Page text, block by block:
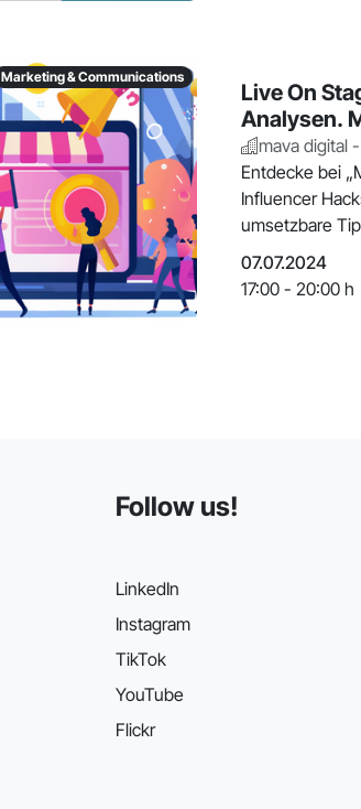
Marketing & Communications
Live On
Analysen.
mava digital
Entdecke bei
Influencer
umsetzbare
07.07.2024
17:00 - 20:00 h
Follow us!
LinkedIn
Instagram
TikTok
YouTube
Flickr